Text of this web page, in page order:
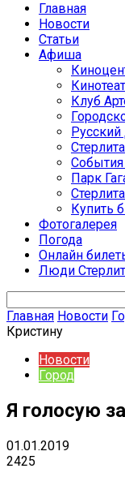
Главная
Новости
Статьи
Афиша
Клуб
Русский
События
Парк
Купить
Фотогалерея
Погода
Онлайн
Люди
Главная Новости
Кристину
Новости
Город
Я голосую
01.01.2019
2425